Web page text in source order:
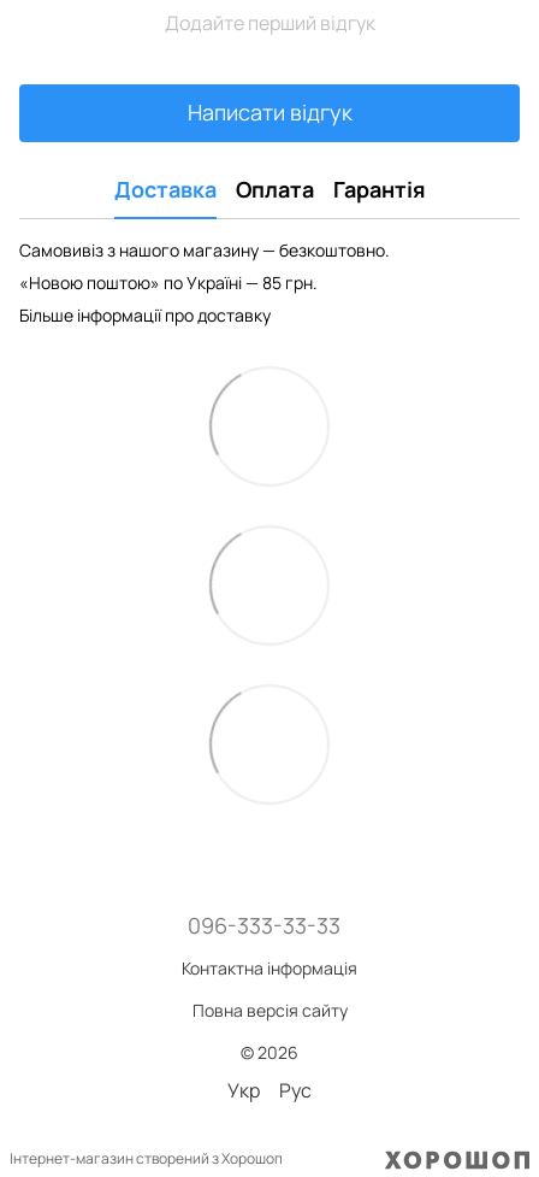
Додайте перший відгук
Написати відгук
Доставка Оплата Гарантія
Самовивіз з нашого магазину — безкоштовно.
«Новою поштою» по Україні — 85 грн.
Більше інформації про доставку
096-333-33-33
Контактна інформація
Повна версія сайту
© 2026
Укр Рус
Інтернет-магазин створений з Хорошоп